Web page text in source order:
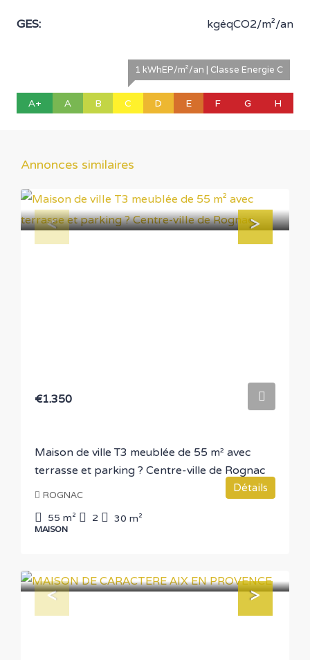
GES: kgéqCO2/m²/an
A+ A B
1 kWhEP/m²/an | Classe Energie C
C D E F G H
Annonces similaires
€1.350
Maison de ville T3 meublée de 55 m² avec
terrasse et parking ? Centre-ville de Rognac
ROGNAC
55 m² 2 30 m²
MAISON
Détails